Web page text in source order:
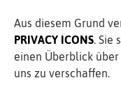
Aus diesem Grund
PRIVACY ICONS. Sie
einen Überblick
uns zu verschaffen.